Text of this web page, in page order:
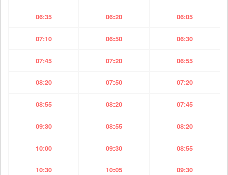
06:35 06:20 06:05
07:10 06:50 06:30
07:45 07:20 06:55
08:20 07:50 07:20
08:55 08:20 07:45
09:30 08:55 08:20
10:00 09:30 08:55
10:30 10:05 09:30